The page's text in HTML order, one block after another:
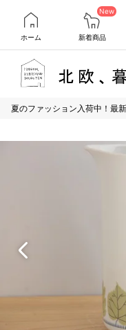
ホーム
New
新着商品
夏のファッション入荷中！最